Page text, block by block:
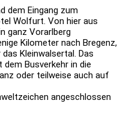
dem Eingang zum
Wolfurt. Von hier aus
ganz Vorarlberg
Kilometer nach Bregenz,
Kleinwalsertal. Das
Busverkehr in die
oder teilweise auch auf
angeschlossen